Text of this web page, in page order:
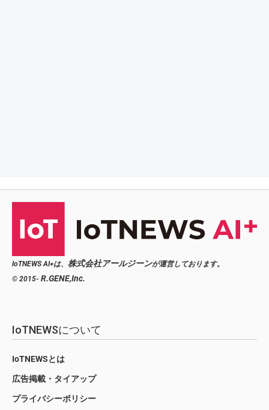
IoTNEWS AI+は、 株式会社アールジーンが運営しております。
© 2015- R.GENE,Inc.
IoTNEWSについて
IoTNEWSとは
広告掲載・タイアップ
プライバシーポリシー